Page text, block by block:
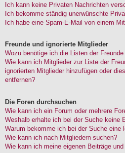
Ich kann keine Privaten Nachrichten
Ich bekomme ständig unerwünschte
Ich habe eine Spam-E-Mail von einem
Freunde und ignorierte Mitglieder
Wozu benötige ich die Listen der
Wie kann ich Mitglieder zur Liste der
ignorierten Mitglieder hinzufügen oder
entfernen?
Die Foren durchsuchen
Wie kann ich ein Forum oder mehrere
Weshalb erhalte ich bei der Suche keine
Warum bekomme ich bei der Suche eine
Wie kann ich nach Mitgliedern suchen?
Wie kann ich meine eigenen Beiträge